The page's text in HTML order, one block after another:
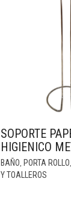
SOPORTE
HIGIENICO
BAÑO, PORTA ROLLO
Y TOALLEROS